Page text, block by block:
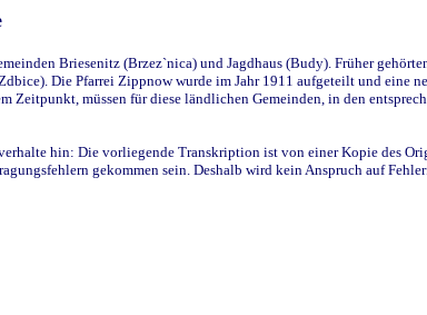
Briesenitz (Brzez`nica) und Jagdhaus (Budy). Früher
Die Pfarrei Zippnow wurde im Jahr 1911 aufgeteilt und eine
müssen für diese ländlichen Gemeinden, in den
hin: Die vorliegende Transkription ist von einer Kopie des
gekommen sein. Deshalb wird kein Anspruch auf